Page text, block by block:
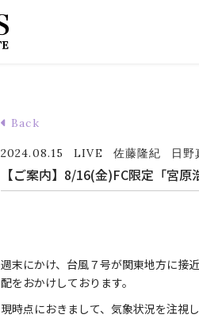
Back
2024.08.15 LIVE 佐藤隆紀 日野
【ご案内】8/16(金)FC限定「宮
週末にかけ、台風７号が関東地方に接
配をおかけしております。
現時点におきまして、気象状況を注視